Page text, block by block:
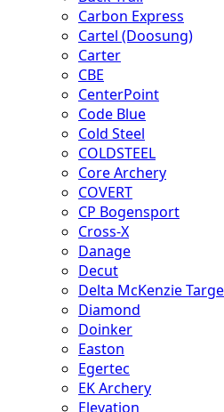
Carbon Express
Cartel (Doosung)
Carter
CBE
CenterPoint
Code Blue
Cold Steel
COLDSTEEL
Core Archery
COVERT
CP Bogensport
Cross-X
Danage
Decut
Delta McKenzie
Diamond
Doinker
Easton
Egertec
EK Archery
Elevation